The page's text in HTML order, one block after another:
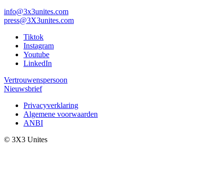
info@3x3unites.com
press@3X3unites.com
Tiktok
Instagram
Youtube
LinkedIn
Vertrouwenspersoon
Nieuwsbrief
Privacyverklaring
Algemene voorwaarden
ANBI
© 3X3 Unites